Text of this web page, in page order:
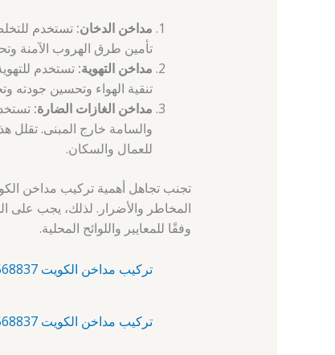
مداخن الدخان: تستخدم
تأمين طرق الهروب الآمنة
مداخن التهوية: تستخدم
تنقية الهواء وتحسين جودته
مداخن الغازات الضارة:
والسامة خارج المبنى. تقلل
للعمال والسكان.
تجنب تجاهل أهمية تركيب مداخن
المخاطر والأضرار. لذلك، يجب على
وفقًا للمعايير واللوائح المحلية.
تركيب مداخن الكويت 66568837 – آلبدع – تركيب مداخن
تركيب مداخن الكويت 66568837 – أبرق خيطان – تركيب شفاطات